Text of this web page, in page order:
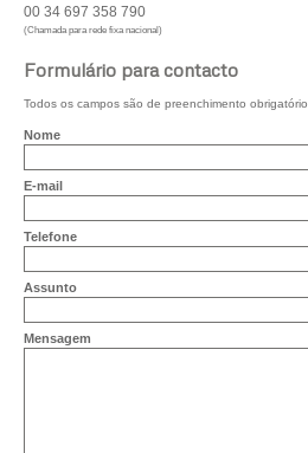
00 34 697 358 790
(Chamada para rede fixa nacional)
Formulário para contacto
Todos os campos são de preenchimento obrigatório.
Nome
E-mail
Telefone
Assunto
Mensagem